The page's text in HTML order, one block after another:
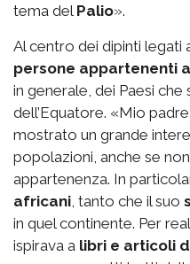
tema del Palio».
Al centro dei dipinti legati
persone appartenenti
in generale, dei Paesi che
dell’Equatore. «Mio
mostrato un grande
popolazioni, anche se
appartenenza. In
africani , tanto che il suo
in quel continente. Per
ispirava a libri e articoli